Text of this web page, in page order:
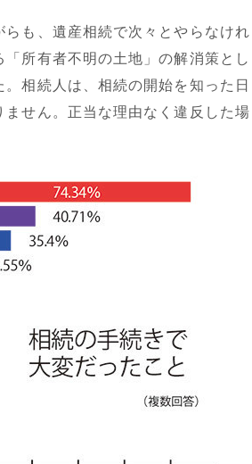
も、遺産相続で次々とやらなけれ
所有者不明の土地」の解消策とし
相続人は、相続の開始を知った日
せん。正当な理由なく違反した場